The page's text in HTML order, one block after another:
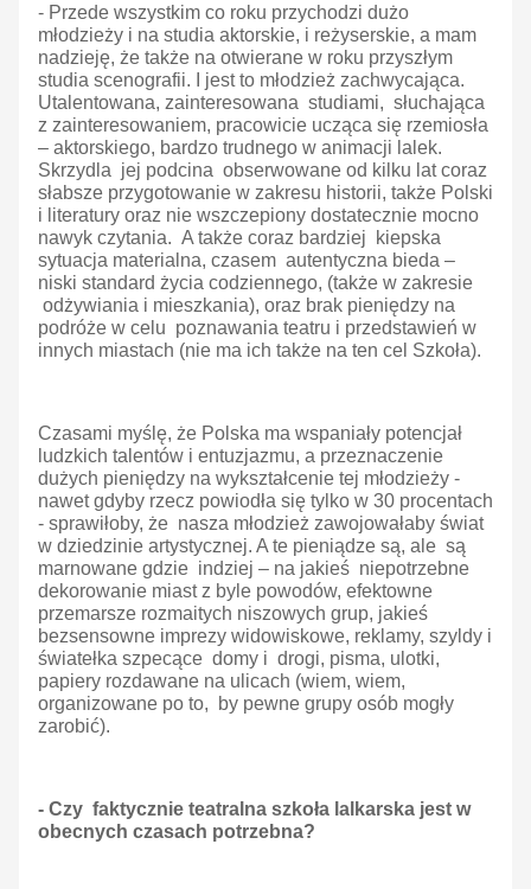
- Przede wszystkim co roku przychodzi dużo
młodzieży i na studia aktorskie, i reżyserskie, a mam
nadzieję, że także na otwierane w roku przyszłym
studia scenografii. I jest to młodzież zachwycająca.
Utalentowana, zainteresowana studiami, słuchająca
z zainteresowaniem, pracowicie ucząca się rzemiosła
– aktorskiego, bardzo trudnego w animacji lalek.
Skrzydla jej podcina obserwowane od kilku lat coraz
słabsze przygotowanie w zakresu historii, także Polski
i literatury oraz nie wszczepiony dostatecznie mocno
nawyk czytania. A także coraz bardziej kiepska
sytuacja materialna, czasem autentyczna bieda –
niski standard życia codziennego, (także w zakresie
odżywiania i mieszkania), oraz brak pieniędzy na
podróże w celu poznawania teatru i przedstawień w
innych miastach (nie ma ich także na ten cel Szkoła).
Czasami myślę, że Polska ma wspaniały potencjał
ludzkich talentów i entuzjazmu, a przeznaczenie
dużych pieniędzy na wykształcenie tej młodzieży -
nawet gdyby rzecz powiodła się tylko w 30 procentach
- sprawiłoby, że nasza młodzież zawojowałaby świat
w dziedzinie artystycznej. A te pieniądze są, ale są
marnowane gdzie indziej – na jakieś niepotrzebne
dekorowanie miast z byle powodów, efektowne
przemarsze rozmaitych niszowych grup, jakieś
bezsensowne imprezy widowiskowe, reklamy, szyldy i
światełka szpecące domy i drogi, pisma, ulotki,
papiery rozdawane na ulicach (wiem, wiem,
organizowane po to, by pewne grupy osób mogły
zarobić).
- Czy faktycznie teatralna szkoła lalkarska jest w
obecnych czasach potrzebna?